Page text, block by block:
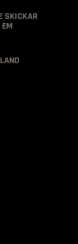
SKICKAR